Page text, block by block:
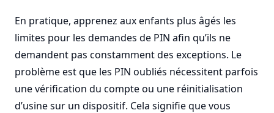
En pratique, apprenez aux enfants plus âgés les
limites pour les demandes de PIN afin qu’ils ne
demandent pas constamment des exceptions. Le
problème est que les PIN oubliés nécessitent parfois
une vérification du compte ou une réinitialisation
d’usine sur un dispositif. Cela signifie que vous